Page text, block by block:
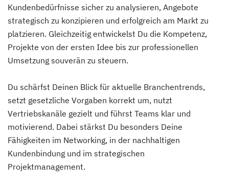
Kundenbedürfnisse sicher zu analysieren, Angebote
strategisch zu konzipieren und erfolgreich am Markt zu
platzieren. Gleichzeitig entwickelst Du die Kompetenz,
Projekte von der ersten Idee bis zur professionellen
Umsetzung souverän zu steuern.
Du schärfst Deinen Blick für aktuelle Branchentrends,
setzt gesetzliche Vorgaben korrekt um, nutzt
Vertriebskanäle gezielt und führst Teams klar und
motivierend. Dabei stärkst Du besonders Deine
Fähigkeiten im Networking, in der nachhaltigen
Kundenbindung und im strategischen
Projektmanagement.